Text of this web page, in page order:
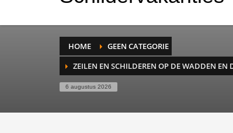
HOME
GEEN CATEGORIE
ZEILEN EN SCHILDEREN OP DE WADDEN
6 augustus 2026